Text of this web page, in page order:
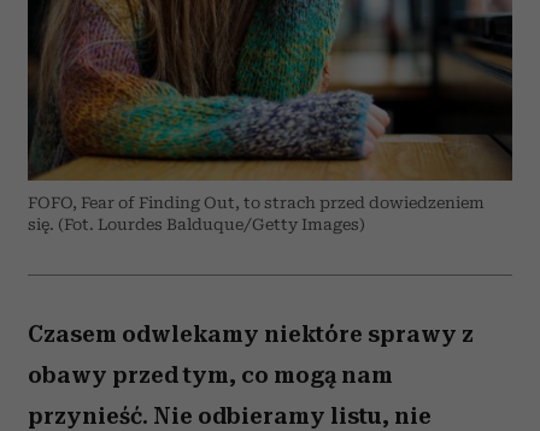
FOFO, Fear of Finding Out, to strach przed dowiedzeniem
się. (Fot. Lourdes Balduque/Getty Images)
Czasem odwlekamy niektóre sprawy z
obawy przed tym, co mogą nam
przynieść. Nie odbieramy listu, nie